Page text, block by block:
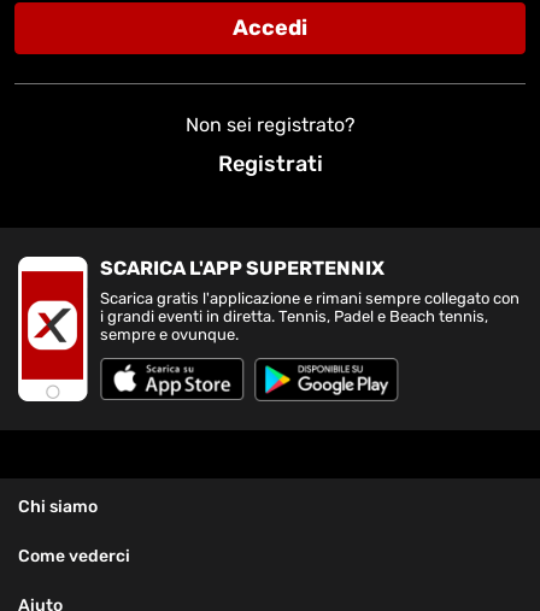
Accedi
Non sei registrato?
Registrati
SCARICA L'APP SUPERTENNIX
Scarica gratis l'applicazione e rimani sempre collegato con
i grandi eventi in diretta. Tennis, Padel e Beach tennis,
sempre e ovunque.
Chi siamo
Come vederci
Aiuto